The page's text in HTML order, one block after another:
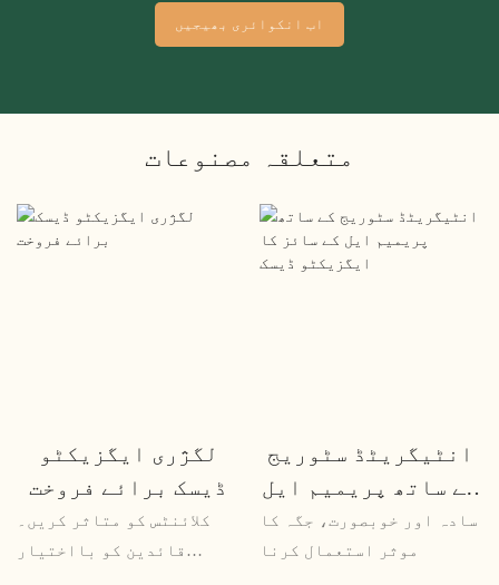
اب انکوائری بھیجیں
متعلقہ مصنوعات
لگژری ایگزیکٹو
ڈیسک برائے فروخت
کلائنٹس کو متاثر کریں۔
قائدین کو بااختیار
انٹیگریٹڈ سٹوریج
کے ساتھ پریمیم ایل
کے سائز کا
ایگزیکٹو ڈیسک
سادہ اور خوبصورت، جگہ کا
موثر استعمال کرنا